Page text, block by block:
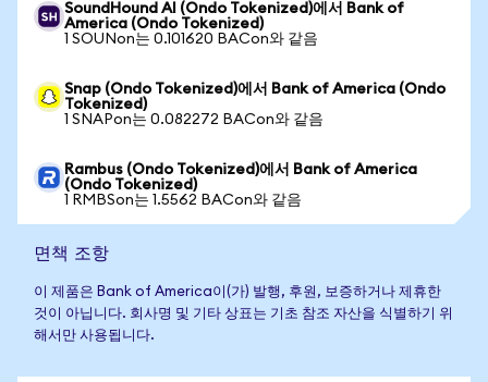
SoundHound AI (Ondo Tokenized)에서 Bank of
America (Ondo Tokenized)
1 SOUNon는 0.101620 BACon와 같음
Snap (Ondo Tokenized)에서 Bank of America (Ondo
Tokenized)
1 SNAPon는 0.082272 BACon와 같음
Rambus (Ondo Tokenized)에서 Bank of America
(Ondo Tokenized)
1 RMBSon는 1.5562 BACon와 같음
면책 조항
이 제품은 Bank of America이(가) 발행, 후원, 보증하거나 제휴한
것이 아닙니다. 회사명 및 기타 상표는 기초 참조 자산을 식별하기 위
해서만 사용됩니다.